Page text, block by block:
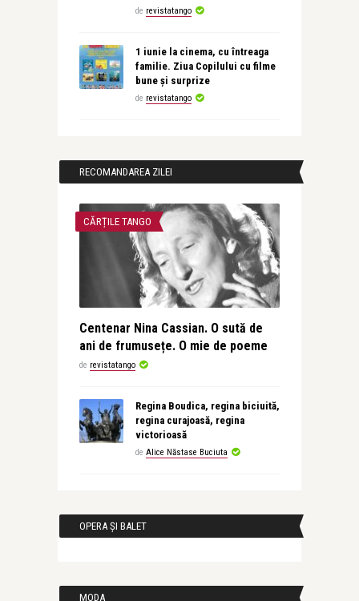
de revistatango
1 iunie la cinema, cu întreaga
familie. Ziua Copilului cu filme
bune și surprize
de revistatango
RECOMANDAREA ZILEI
CĂRȚILE TANGO
Centenar Nina Cassian. O sută de
ani de frumusețe. O mie de poeme
de revistatango
Regina Boudica, regina biciuită,
regina curajoasă, regina
victorioasă
de Alice Năstase Buciuta
OPERA ȘI BALET
MODA